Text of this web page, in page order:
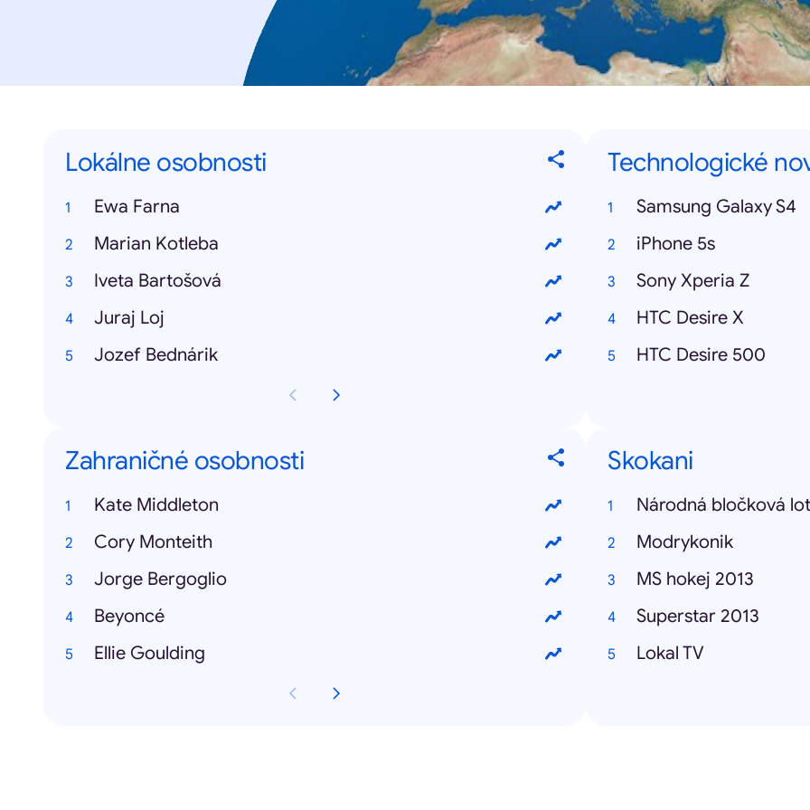
Lokálne osobnosti
Ewa Farna
Marian Kotleba
Iveta Bartošová
Juraj Loj
Jozef Bednárik
Technologické
Samsung Galaxy S4
iPhone 5s
Sony Xperia Z
HTC Desire X
HTC Desire 500
Zahraničné osobnosti
Kate Middleton
Cory Monteith
Jorge Bergoglio
Beyoncé
Ellie Goulding
Skokani
Národná bločková
Modrykonik
MS hokej 2013
Superstar 2013
Lokal TV